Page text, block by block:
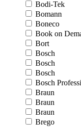
Bodi-Tek
Bomann
Boneco
Book on
Bort
Bosch
Bosch
Bosch
Bosch
Braun
Braun
Braun
Brego